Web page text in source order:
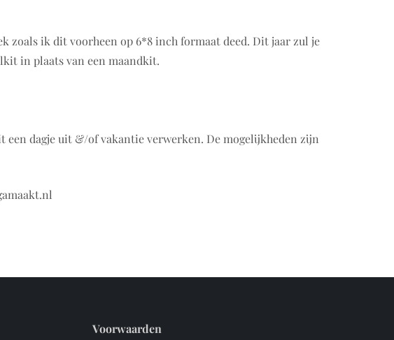
zoals ik dit voorheen op 6*8 inch formaat deed. Dit jaar zul je
in plaats van een maandkit.
een dagje uit &/of vakantie verwerken. De mogelijkheden zijn
Voorwaarden